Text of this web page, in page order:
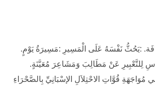
:يَحُثُّ نَفْسَهُ عَلَى الْمَسِيرِ :مَسِيرَةُ يَوْمٍ.
لِلتَّعْبِيرِ عَنْ مَطَالِبَ وَمَشَاعِرَ مُعَيَّنَةٍ.
قُوَّاتِ الاحْتِلاَلِ الإسْبَانِيِّ بِالصَّحْرَاءِ